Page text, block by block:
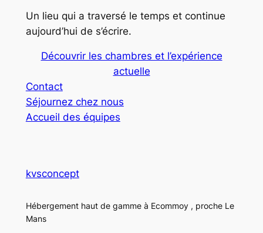
Un lieu qui a traversé le temps et continue
aujourd’hui de s’écrire.
Découvrir les chambres et l’expérience
actuelle
Contact
Séjournez chez nous
Accueil des équipes
kvsconcept
Hébergement haut de gamme à Ecommoy , proche Le
Mans